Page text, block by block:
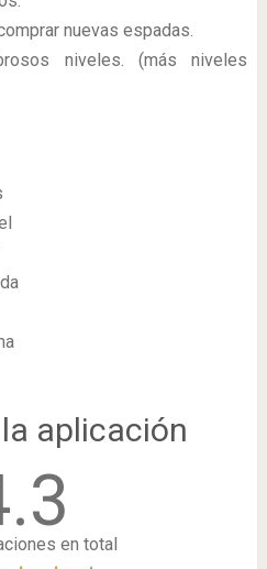
nuevas espadas.
niveles. (más niveles
aplicación
en total